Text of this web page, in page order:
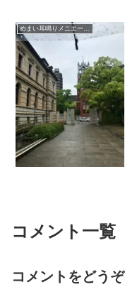
コメント一覧
コメントをどうぞ